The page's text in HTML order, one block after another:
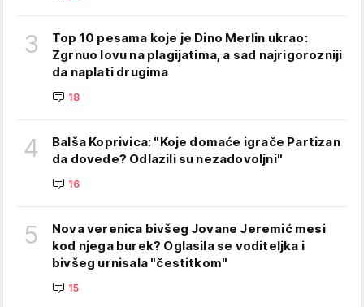
3
Top 10 pesama koje je Dino Merlin ukrao:
Zgrnuo lovu na plagijatima, a sad najrigorozniji
da naplati drugima
18
4
Balša Koprivica: "Koje domaće igrače Partizan
da dovede? Odlazili su nezadovoljni"
16
5
Nova verenica bivšeg Jovane Jeremić mesi
kod njega burek? Oglasila se voditeljka i
bivšeg urnisala "čestitkom"
15